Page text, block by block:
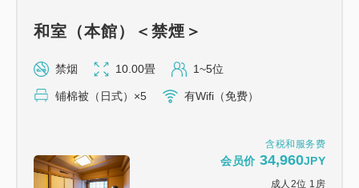
【晚餐】*在餐厅用餐。星级：★★★★☆
享用包含约10道菜的半自助式日式怀石料理，包括整
只炖煮的美味阿尔方西诺鲷鱼和鲍鱼等菜肴，以及自助
＊＊＊＊＊＊＊＊＊＊＊＊＊＊＊＊＊＊＊＊＊＊＊＊
含税和服务费
会员价 34,960JPY
成人 2位 1 房
和室（本館）＜禁煙＞
禁烟 10.00畳 1~5位
铺棉被（日式）×5 有Wifi（免费）